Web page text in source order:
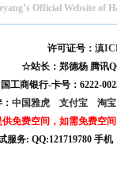
Official Website
许可证号：滇
☆站长：郑德杨 腾讯
工商银行-卡号：6222-
中国雅虎 支付宝
淘
免费空间，如需免费空
服务: QQ:121719780 手